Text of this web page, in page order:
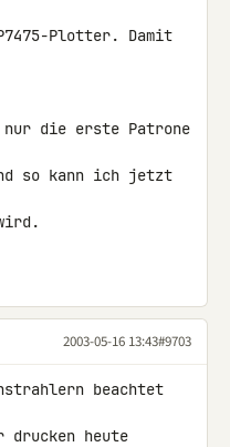
Plotter. Damit
nur die erste Patrone
so kann ich jetzt
2003-05-16 13:43#9703
beachtet
heute